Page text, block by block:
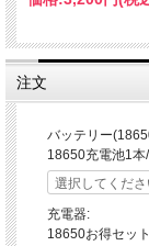
【機能】 モード切替、
【MODE】
◆作動（ON/OFF）：
ON：テールスイッ
OFF：テールライト
１．モード切替：ON
の順に切り替ります。
２．モードリセット
いずれのモードで
モードである
注文
バッテリー
18650充電池1本
充電器:
18650お得セット